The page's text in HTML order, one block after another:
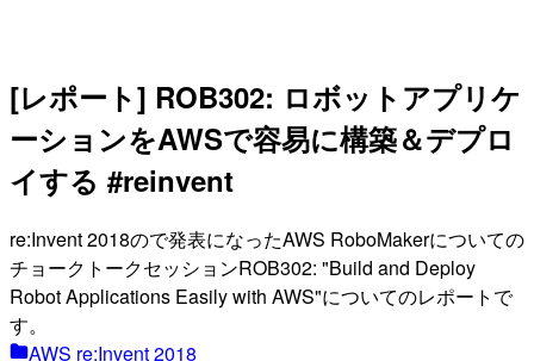
[レポート] ROB302: ロボットアプリケ
ーションをAWSで容易に構築＆デプロ
イする #reinvent
re:Invent 2018ので発表になったAWS RoboMakerについての
チョークトークセッションROB302: "Build and Deploy
Robot Applications Easily with AWS"についてのレポートで
す。
AWS re:Invent 2018